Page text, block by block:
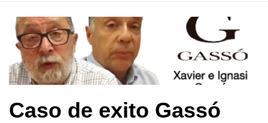
Caso de exito Gassó